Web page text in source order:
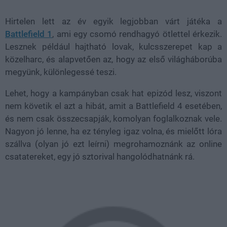
Hirtelen lett az év egyik legjobban várt játéka a
Battlefield 1 , ami egy csomó rendhagyó ötlettel érkezik.
Lesznek például hajtható lovak, kulcsszerepet kap a
közelharc, és alapvetően az, hogy az első világháborúba
megyünk, különlegessé teszi.
Lehet, hogy a kampányban csak hat epizód lesz, viszont
nem követik el azt a hibát, amit a Battlefield 4 esetében,
és nem csak összecsapják, komolyan foglalkoznak vele.
Nagyon jó lenne, ha ez tényleg igaz volna, és mielőtt lóra
szállva (olyan jó ezt leírni) megrohamoznánk az online
csatatereket, egy jó sztorival hangolódhatnánk rá.